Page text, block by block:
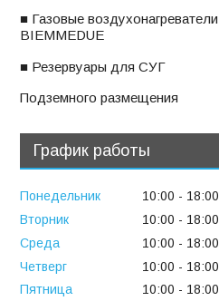
■ Газовые воздухонагреватели
BIEMMEDUE
■ Резервуары для СУГ
ㅤПодземного размещения
График работы
Понедельник 10:00
18:00
Вторник
10:00
18:00
Среда
10:00
18:00
Четверг
10:00
18:00
Пятница
10:00
18:00